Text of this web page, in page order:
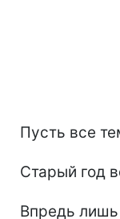
Пусть все
Старый год
Впредь